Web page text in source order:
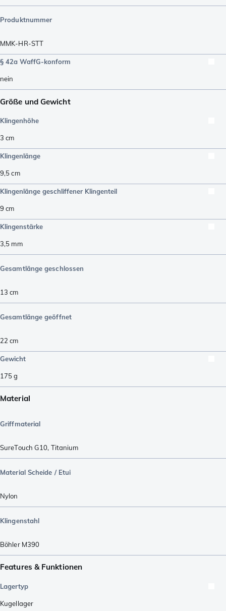
Produktnummer
MMK-HR-STT
§ 42a WaffG-konform
nein
Größe und Gewicht
Klingenhöhe
3 cm
Klingenlänge
9,5cm
Klingenlänge geschliffener Klingenteil
9 cm
Klingenstärke
3,5 mm
Gesamtlänge geschlossen
13 cm
Gesamtlänge geöffnet
22 cm
Gewicht
175g
Material
Griffmaterial
SureTouch G10, Titanium
Material Scheide / Etui
Nylon
Klingenstahl
Böhler M390
Features & Funktionen
Lagertyp
Kugellager